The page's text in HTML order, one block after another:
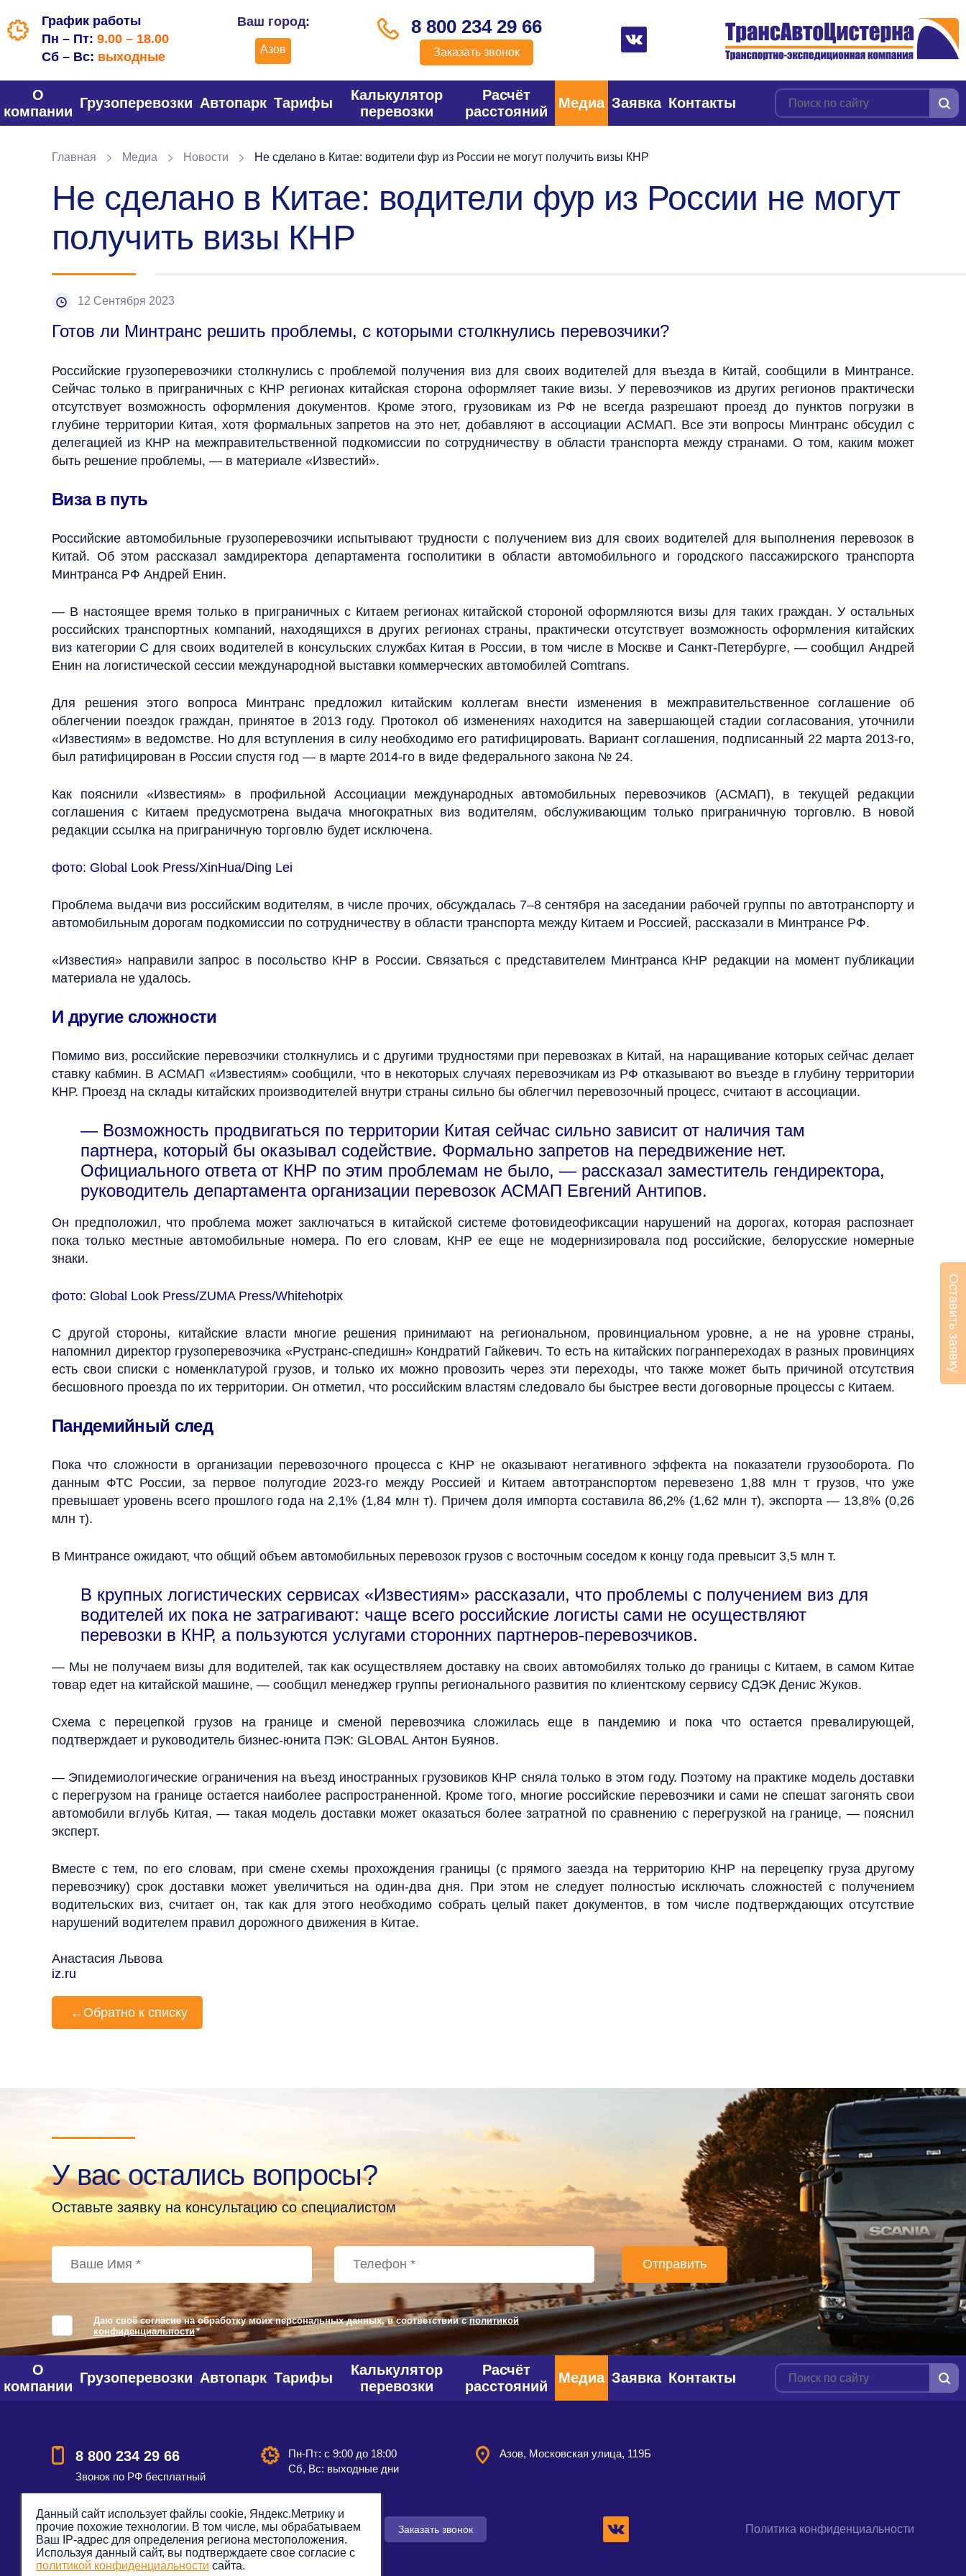
График работы
Пн – Пт: 9.00 – 18.00
Сб – Вс: выходные
Ваш город:
Азов
8 800 234 29 66
Заказать звонок
О
компании
Грузоперевозки Автопарк Тарифы
Калькулятор
перевозки
Расчёт
расстояний
Медиа Заявка Контакты
Главная Медиа Новости Не сделано в Китае: водители фур из России не могут получить визы КНР
Не сделано в Китае: водители фур из России не могут
получить визы КНР
12 Сентября 2023
Готов ли Минтранс решить проблемы, с которыми столкнулись перевозчики?
Российские грузоперевозчики столкнулись с проблемой получения виз для своих водителей для въезда в Китай, сообщили в Минтрансе.
Сейчас только в приграничных с КНР регионах китайская сторона оформляет такие визы. У перевозчиков из других регионов практически
отсутствует возможность оформления документов. Кроме этого, грузовикам из РФ не всегда разрешают проезд до пунктов погрузки в
глубине территории Китая, хотя формальных запретов на это нет, добавляют в ассоциации АСМАП. Все эти вопросы Минтранс обсудил с
делегацией из КНР на межправительственной подкомиссии по сотрудничеству в области транспорта между странами. О том, каким может
быть решение проблемы, — в материале «Известий».
Виза в путь
Российские автомобильные грузоперевозчики испытывают трудности с получением виз для своих водителей для выполнения перевозок в
Китай. Об этом рассказал замдиректора департамента госполитики в области автомобильного и городского пассажирского транспорта
Минтранса РФ Андрей Енин.
— В настоящее время только в приграничных с Китаем регионах китайской стороной оформляются визы для таких граждан. У остальных
российских транспортных компаний, находящихся в других регионах страны, практически отсутствует возможность оформления китайских
виз категории С для своих водителей в консульских службах Китая в России, в том числе в Москве и Санкт-Петербурге, — сообщил Андрей
Енин на логистической сессии международной выставки коммерческих автомобилей Comtrans.
Для решения этого вопроса Минтранс предложил китайским коллегам внести изменения в межправительственное соглашение об
облегчении поездок граждан, принятое в 2013 году. Протокол об изменениях находится на завершающей стадии согласования, уточнили
«Известиям» в ведомстве. Но для вступления в силу необходимо его ратифицировать. Вариант соглашения, подписанный 22 марта 2013-го,
был ратифицирован в России спустя год — в марте 2014-го в виде федерального закона № 24.
Как пояснили «Известиям» в профильной Ассоциации международных автомобильных перевозчиков (АСМАП), в текущей редакции
соглашения с Китаем предусмотрена выдача многократных виз водителям, обслуживающим только приграничную торговлю. В новой
редакции ссылка на приграничную торговлю будет исключена.
фото: Global Look Press/XinHua/Ding Lei
Проблема выдачи виз российским водителям, в числе прочих, обсуждалась 7–8 сентября на заседании рабочей группы по автотранспорту и
автомобильным дорогам подкомиссии по сотрудничеству в области транспорта между Китаем и Россией, рассказали в Минтрансе РФ.
«Известия» направили запрос в посольство КНР в России. Связаться с представителем Минтранса КНР редакции на момент публикации
материала не удалось.
И другие сложности
Помимо виз, российские перевозчики столкнулись и с другими трудностями при перевозках в Китай, на наращивание которых сейчас делает
ставку кабмин. В АСМАП «Известиям» сообщили, что в некоторых случаях перевозчикам из РФ отказывают во въезде в глубину территории
КНР. Проезд на склады китайских производителей внутри страны сильно бы облегчил перевозочный процесс, считают в ассоциации.
— Возможность продвигаться по территории Китая сейчас сильно зависит от наличия там
партнера, который бы оказывал содействие. Формально запретов на передвижение нет.
Официального ответа от КНР по этим проблемам не было, — рассказал заместитель гендиректора,
руководитель департамента организации перевозок АСМАП Евгений Антипов.
Он предположил, что проблема может заключаться в китайской системе фотовидеофиксации нарушений на дорогах, которая распознает
пока только местные автомобильные номера. По его словам, КНР ее еще не модернизировала под российские, белорусские номерные
знаки.
фото: Global Look Press/ZUMA Press/Whitehotpix
С другой стороны, китайские власти многие решения принимают на региональном, провинциальном уровне, а не на уровне страны,
напомнил директор грузоперевозчика «Рустранс-спедишн» Кондратий Гайкевич. То есть на китайских погранпереходах в разных провинциях
есть свои списки с номенклатурой грузов, и только их можно провозить через эти переходы, что также может быть причиной отсутствия
бесшовного проезда по их территории. Он отметил, что российским властям следовало бы быстрее вести договорные процессы с Китаем.
Пандемийный след
Пока что сложности в организации перевозочного процесса с КНР не оказывают негативного эффекта на показатели грузооборота. По
данным ФТС России, за первое полугодие 2023-го между Россией и Китаем автотранспортом перевезено 1,88 млн т грузов, что уже
превышает уровень всего прошлого года на 2,1% (1,84 млн т). Причем доля импорта составила 86,2% (1,62 млн т), экспорта — 13,8% (0,26
млн т).
В Минтрансе ожидают, что общий объем автомобильных перевозок грузов с восточным соседом к концу года превысит 3,5 млн т.
В крупных логистических сервисах «Известиям» рассказали, что проблемы с получением виз для
водителей их пока не затрагивают: чаще всего российские логисты сами не осуществляют
перевозки в КНР, а пользуются услугами сторонних партнеров-перевозчиков.
— Мы не получаем визы для водителей, так как осуществляем доставку на своих автомобилях только до границы с Китаем, в самом Китае
товар едет на китайской машине, — сообщил менеджер группы регионального развития по клиентскому сервису СДЭК Денис Жуков.
Схема с перецепкой грузов на границе и сменой перевозчика сложилась еще в пандемию и пока что остается превалирующей,
подтверждает и руководитель бизнес-юнита ПЭК: GLOBAL Антон Буянов.
— Эпидемиологические ограничения на въезд иностранных грузовиков КНР сняла только в этом году. Поэтому на практике модель доставки
с перегрузом на границе остается наиболее распространенной. Кроме того, многие российские перевозчики и сами не спешат загонять свои
автомобили вглубь Китая, — такая модель доставки может оказаться более затратной по сравнению с перегрузкой на границе, — пояснил
эксперт.
Вместе с тем, по его словам, при смене схемы прохождения границы (с прямого заезда на территорию КНР на перецепку груза другому
перевозчику) срок доставки может увеличиться на один-два дня. При этом не следует полностью исключать сложностей с получением
водительских виз, считает он, так как для этого необходимо собрать целый пакет документов, в том числе подтверждающих отсутствие
нарушений водителем правил дорожного движения в Китае.
Анастасия Львова
iz.ru
← Обратно к списку
У вас остались вопросы?
Оставьте заявку на консультацию со специалистом
Даю своё согласие на обработку моих персональных данных, в соответствии сполитикой
конфиденциальности*
О
компании
Грузоперевозки Автопарк Тарифы
Калькулятор
перевозки
Расчёт
расстояний
Медиа Заявка Контакты
8 800 234 29 66
Звонок по РФ бесплатный
Пн-Пт: с 9:00 до 18:00
Сб, Вс: выходные дни
Азов, Московская улица, 119Б
Смотреть на карте Оставить заявку Заказать звонок Политика конфиденциальности
Оставить заявку
Данный сайт использует файлы cookie, Яндекс.Метрику и
прочие похожие технологии. В том числе, мы обрабатываем
Ваш IP-адрес для определения региона местоположения.
Используя данный сайт, вы подтверждаете свое согласие с
политикой конфиденциальности сайта.